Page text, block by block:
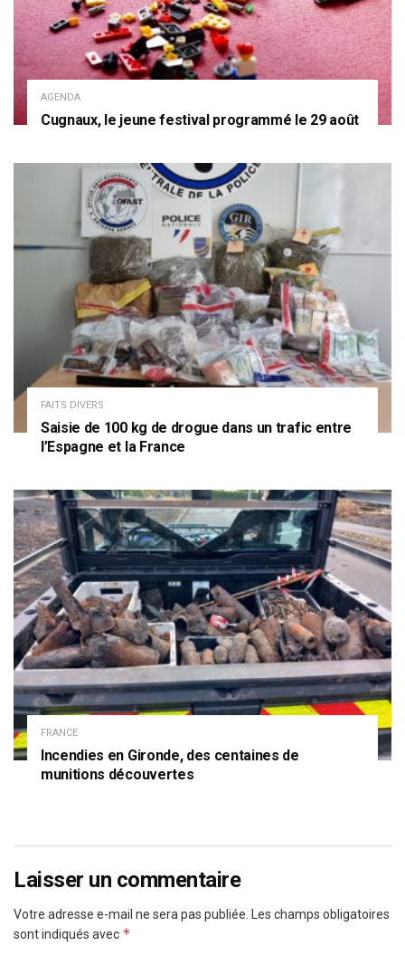
AGENDA
Cugnaux, le jeune festival programmé le 29 août
FAITS DIVERS
Saisie de 100 kg de drogue dans un trafic entre
l’Espagne et la France
FRANCE
Incendies en Gironde, des centaines de
munitions découvertes
Laisser un commentaire
Votre adresse e-mail ne sera pas publiée. Les champs obligatoires
sont indiqués avec *